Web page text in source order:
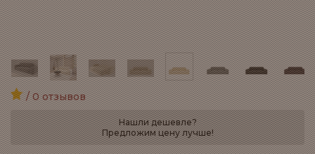
/ 0 отзывов
Нашли дешевле?
Предложим цену лучше!